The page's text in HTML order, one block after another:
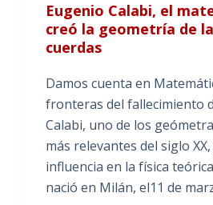
Eugenio Calabi, el
creó la geometría de
cuerdas
Damos cuenta en
fronteras del fallecimiento
Calabi, uno de los
más relevantes del siglo
influencia en la física
nació en Milán, el11 de